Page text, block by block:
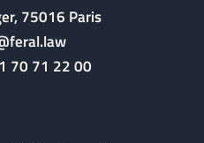
75016 Paris
70 71 22 00